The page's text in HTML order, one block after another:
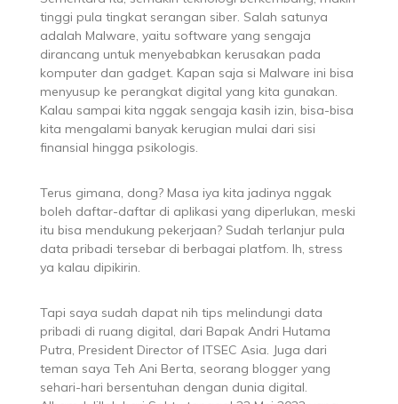
tinggi pula tingkat serangan siber. Salah satunya
adalah Malware, yaitu software yang sengaja
dirancang untuk menyebabkan kerusakan pada
komputer dan gadget. Kapan saja si Malware ini bisa
menyusup ke perangkat digital yang kita gunakan.
Kalau sampai kita nggak sengaja kasih izin, bisa-bisa
kita mengalami banyak kerugian mulai dari sisi
finansial hingga psikologis.
Terus gimana, dong? Masa iya kita jadinya nggak
boleh daftar-daftar di aplikasi yang diperlukan, meski
itu bisa mendukung pekerjaan? Sudah terlanjur pula
data pribadi tersebar di berbagai platfom. Ih, stress
ya kalau dipikirin.
Tapi saya sudah dapat nih tips melindungi data
pribadi di ruang digital, dari Bapak Andri Hutama
Putra, President Director of ITSEC Asia. Juga dari
teman saya Teh Ani Berta, seorang blogger yang
sehari-hari bersentuhan dengan dunia digital.